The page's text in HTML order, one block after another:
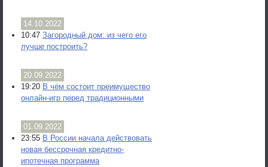
14.10.2022
10:47 Загородный дом: из чего его
лучше построить?
20.09.2022
19:20 В чём состоит преимущество
онлайн-игр перед традиционными
01.09.2022
23:55 В России начала действовать
новая бессрочная кредитно-
ипотечная программа